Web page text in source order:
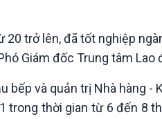
trở lên, đã tốt nghiệp
Giám đốc Trung tâm
và quản trị Nhà hàng -
thời gian từ 6 đến 8